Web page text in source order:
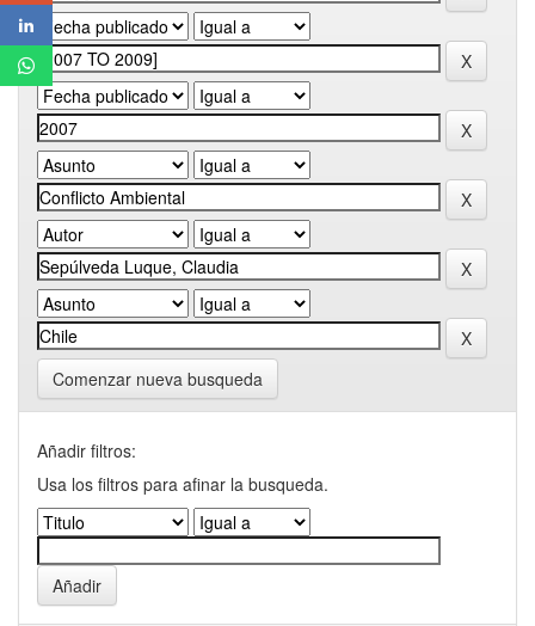
Comenzar nueva busqueda
Añadir filtros:
Usa los filtros para afinar la busqueda.